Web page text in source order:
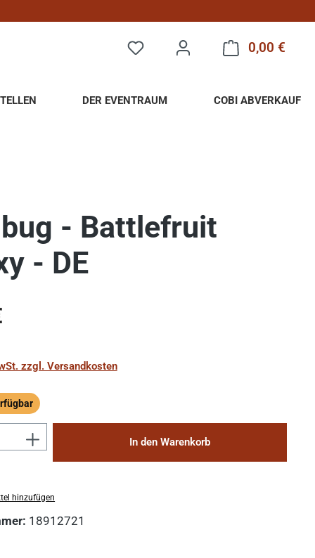
0,00 €
DER EVENTRAUM COBI ABVERKAUF
- Battlefruit
- DE
zzgl. Versandkosten
Anzahl: Gib den gewünschten Wert
In den Warenkorb
hinzufügen
18912721